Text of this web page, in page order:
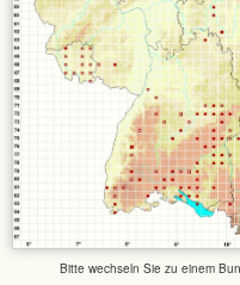
Bitte wechseln Sie zu einem